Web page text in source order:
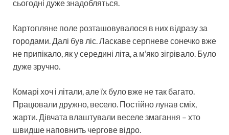
сьогодні дуже знадобляться.
Картопляне поле розташовувалося в них відразу за
городами. Далі був ліс. Ласкаве серпневе сонечко вже
не припікало, як у середині літа, а м’яко зігрівало. Було
дуже зручно.
Комарі хоч і літали, але їх було вже не так багато.
Працювали дружно, весело. Постійно лунав сміх,
жарти. Дівчата влаштували веселе змагання – хто
швидше наповнить чергове відро.